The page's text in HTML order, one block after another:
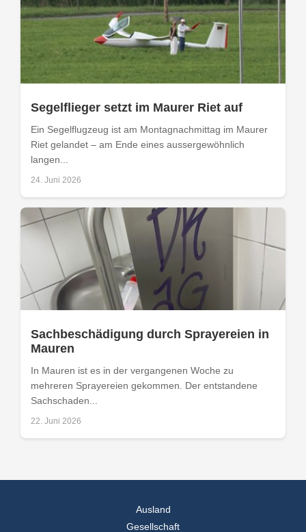
Segelflieger setzt im Maurer Riet auf
Ein Segelflugzeug ist am Montagnachmittag im Maurer
Riet gelandet – am Ende eines aussergewöhnlich
langen...
24. Juni 2026
Sachbeschädigung durch Sprayereien in
Mauren
In Mauren ist es in der vergangenen Woche zu
mehreren Sprayereien gekommen. Der entstandene
Sachschaden...
22. Juni 2026
Ausland
Gesellschaft